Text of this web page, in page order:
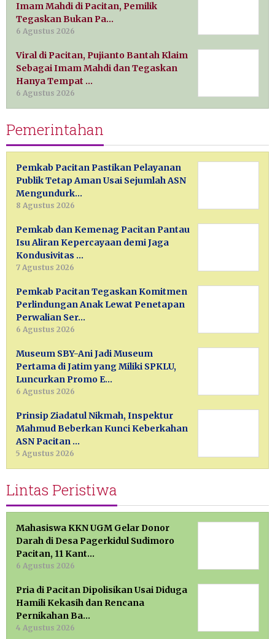
Imam Mahdi di Pacitan, Pemilik
Tegaskan Bukan Pa…
6 Agustus 2026
Viral di Pacitan, Pujianto Bantah Klaim
Sebagai Imam Mahdi dan Tegaskan
Hanya Tempat …
6 Agustus 2026
Pemerintahan
Pemkab Pacitan Pastikan Pelayanan
Publik Tetap Aman Usai Sejumlah ASN
Mengundurk…
8 Agustus 2026
Pemkab dan Kemenag Pacitan Pantau
Isu Aliran Kepercayaan demi Jaga
Kondusivitas …
7 Agustus 2026
Pemkab Pacitan Tegaskan Komitmen
Perlindungan Anak Lewat Penetapan
Perwalian Ser…
6 Agustus 2026
Museum SBY-Ani Jadi Museum
Pertama di Jatim yang Miliki SPKLU,
Luncurkan Promo E…
6 Agustus 2026
Prinsip Ziadatul Nikmah, Inspektur
Mahmud Beberkan Kunci Keberkahan
ASN Pacitan …
5 Agustus 2026
Lintas Peristiwa
Mahasiswa KKN UGM Gelar Donor
Darah di Desa Pagerkidul Sudimoro
Pacitan, 11 Kant…
6 Agustus 2026
Pria di Pacitan Dipolisikan Usai Diduga
Hamili Kekasih dan Rencana
Pernikahan Ba…
4 Agustus 2026